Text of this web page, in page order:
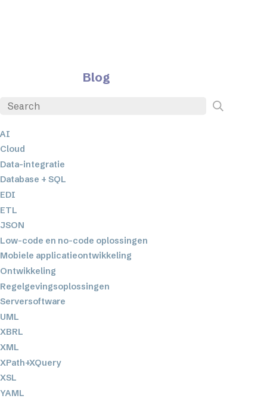
Blog
AI
Cloud
Data-integratie
Database + SQL
EDI
ETL
JSON
Low-code en no-code oplossingen
Mobiele applicatieontwikkeling
Ontwikkeling
Regelgevingsoplossingen
Serversoftware
UML
XBRL
XML
XPath+XQuery
XSL
YAML